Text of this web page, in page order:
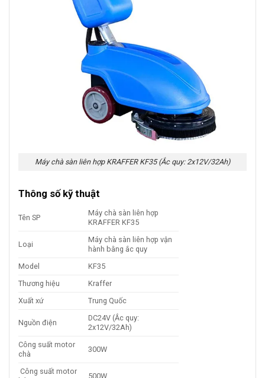
Máy chà sàn liên hợp KRAFFER KF35 (Ắc quy: 2x12V/32Ah)
Thông số kỹ thuật
Tên SP
Máy chà sàn liên hợp
KRAFFER KF35
Loại
Máy chà sàn liên hợp vận
hành bằng ắc quy
Model
KF35
Thương hiệu
Kraffer
Xuất xứ
Trung Quốc
Nguồn điện
DC24V (Ắc quy:
2x12V/32Ah)
Công suất motor
chà
300W
Công suất motor
500W